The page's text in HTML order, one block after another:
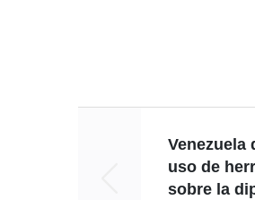
Venezuela
uso de
sobre la